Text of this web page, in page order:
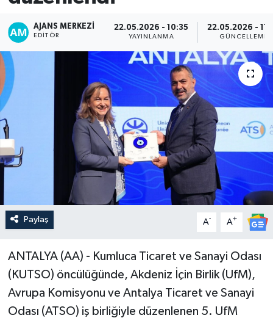
AJANS MERKEZI
EDITÖR
22.05.2026 - 10:35
YAYINLANMA
22.05.2026 -
GÜNCELLEME
Paylaş A- A+
ANTALYA (AA) - Kumluca Ticaret ve Sanayi Odası
(KUTSO) öncülüğünde, Akdeniz İçin Birlik (UfM),
Avrupa Komisyonu ve Antalya Ticaret ve Sanayi
Odası (ATSO) iş birliğiyle düzenlenen 5. UfM